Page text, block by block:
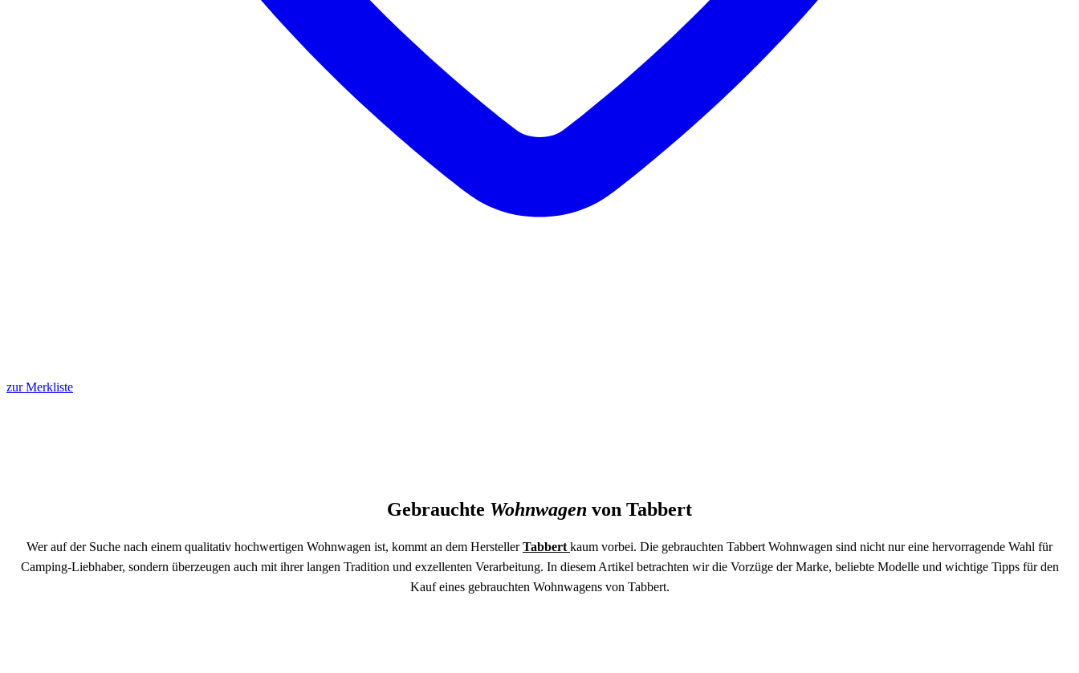
zur Merkliste
Gebrauchte Wohnwagen von Tabbert
Wer auf der Suche nach einem qualitativ hochwertigen Wohnwagen ist, kommt an dem HerstellerTabbert kaum vorbei. Die gebrauchten Tabbert Wohnwagen sind nicht nur eine hervorragende Wahl für
Camping-Liebhaber, sondern überzeugen auch mit ihrer langen Tradition und exzellenten Verarbeitung. In diesem Artikel betrachten wir die Vorzüge der Marke, beliebte Modelle und wichtige Tipps für den
Kauf eines gebrauchten Wohnwagens von Tabbert.